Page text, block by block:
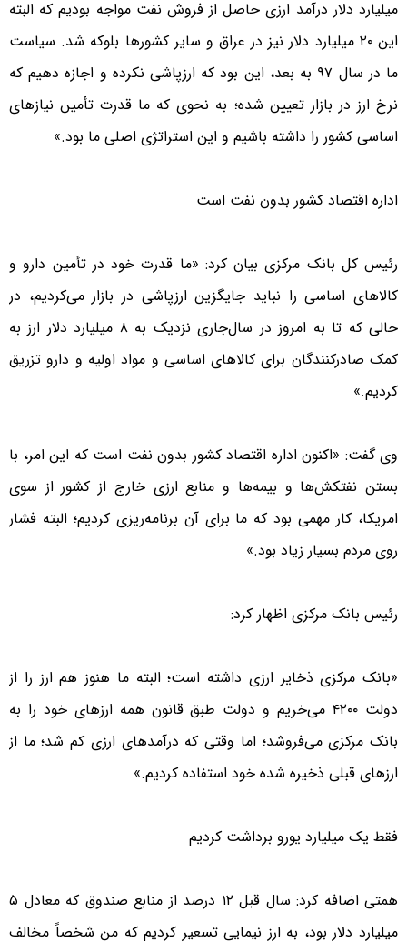
میلیارد دلار درآمد ارزی حاصل از فروش نفت مواجه بودیم که البته
این ۲۰ میلیارد دلار نیز در عراق و سایر کشورها بلوکه شد. سیاست
ما در سال ۹۷ به بعد، این بود که ارزپاشی نکرده و اجازه دهیم که
نرخ ارز در بازار تعیین شده؛ به نحوی که ما قدرت تأمین نیازهای
اساسی کشور را داشته باشیم و این استراتژی اصلی ما بود.»
اداره اقتصاد کشور بدون نفت است
رئیس کل بانک مرکزی بیان کرد: «ما قدرت خود در تأمین دارو و
کالاهای اساسی را نباید جایگزین ارزپاشی در بازار می‌کردیم، در
حالی که تا به امروز در سال‌جاری نزدیک به ۸ میلیارد دلار ارز به
کمک صادرکنندگان برای کالاهای اساسی و مواد اولیه و دارو تزریق
کردیم.»
وی گفت: «اکنون اداره اقتصاد کشور بدون نفت است که این امر، با
بستن نفتکش‌ها و بیمه‌ها و منابع ارزی خارج از کشور از سوی
امریکا، کار مهمی بود که ما برای آن برنامه‌ریزی کردیم؛ البته فشار
روی مردم بسیار زیاد بود.»
رئیس بانک مرکزی اظهار کرد:
«بانک مرکزی ذخایر ارزی داشته است؛ البته ما هنوز هم ارز را از
دولت ۴۲۰۰ می‌خریم و دولت طبق قانون همه ارزهای خود را به
بانک مرکزی می‌فروشد؛ اما وقتی که درآمدهای ارزی کم شد؛ ما از
ارزهای قبلی ذخیره شده خود استفاده کردیم.»
فقط یک میلیارد یورو برداشت کردیم
همتی اضافه کرد: سال قبل ۱۲ درصد از منابع صندوق که معادل ۵
میلیارد دلار بود، به ارز نیمایی تسعیر کردیم که من شخصاً مخالف